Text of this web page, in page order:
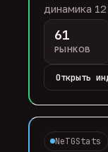
динамика
61
РЫНКОВ
Открыть
NeTGStats